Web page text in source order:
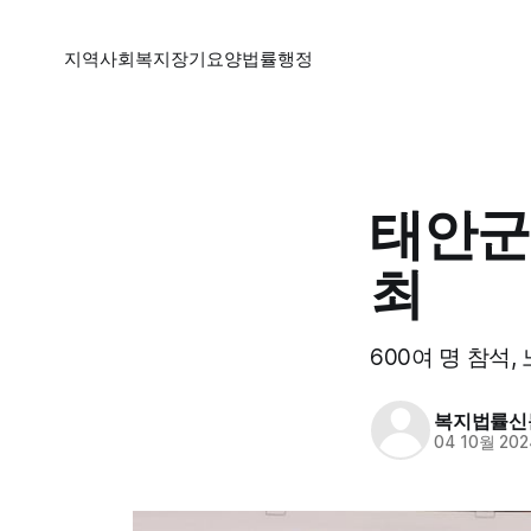
지역사회복지장기요양법률행정
태안
최
600여 명 참석,
복지법률
04 10월